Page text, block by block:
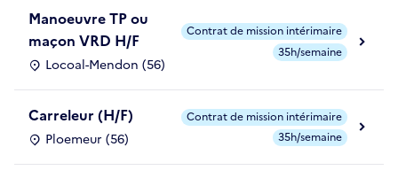
Manoeuvre TP ou
maçon VRD H/F
Locoal-Mendon (56)
Contrat de mission intérimaire
35h/semaine
Carreleur (H/F)
Ploemeur (56)
Contrat de mission intérimaire
35h/semaine